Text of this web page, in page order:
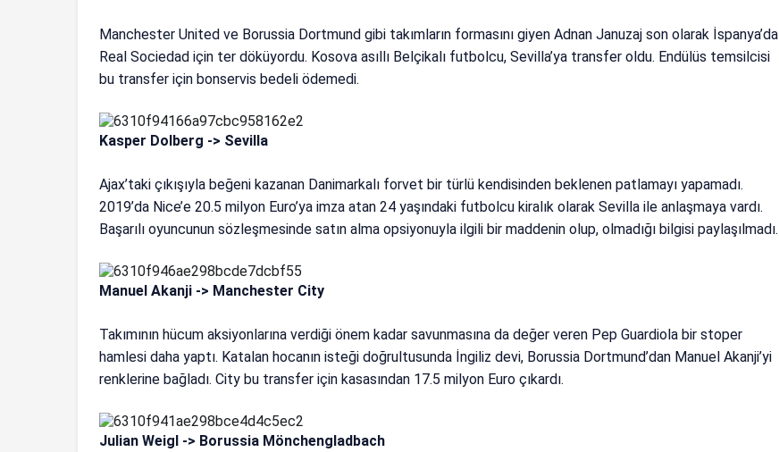
Manchester United ve Borussia Dortmund gibi takımların formasını giyen Adnan Januzaj son olarak İspanya’da
Real Sociedad için ter döküyordu. Kosova asıllı Belçikalı futbolcu, Sevilla’ya transfer oldu. Endülüs temsilcisi
bu transfer için bonservis bedeli ödemedi.
Kasper Dolberg -> Sevilla
Ajax’taki çıkışıyla beğeni kazanan Danimarkalı forvet bir türlü kendisinden beklenen patlamayı yapamadı.
2019’da Nice’e 20.5 milyon Euro’ya imza atan 24 yaşındaki futbolcu kiralık olarak Sevilla ile anlaşmaya vardı.
Başarılı oyuncunun sözleşmesinde satın alma opsiyonuyla ilgili bir maddenin olup, olmadığı bilgisi paylaşılmadı.
Manuel Akanji -> Manchester City
Takımının hücum aksiyonlarına verdiği önem kadar savunmasına da değer veren Pep Guardiola bir stoper
hamlesi daha yaptı. Katalan hocanın isteği doğrultusunda İngiliz devi, Borussia Dortmund’dan Manuel Akanji’yi
renklerine bağladı. City bu transfer için kasasından 17.5 milyon Euro çıkardı.
Julian Weigl -> Borussia Mönchengladbach